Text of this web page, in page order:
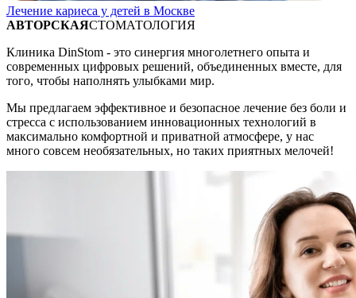
Лечение кариеса у детей в Москве
АВТОРСКАЯСТОМАТОЛОГИЯ
Клиника DinStom - это синергия многолетнего опыта и
современных цифровых решений, объединенных вместе, для
того, чтобы наполнять улыбками мир.
Мы предлагаем эффективное и безопасное лечение без боли и
стресса с использованием инновационных технологий в
максимально комфортной и приватной атмосфере, у нас
много совсем необязательных, но таких приятных мелочей!